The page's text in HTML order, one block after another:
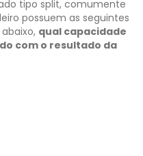
tipo split, comumente
possuem as seguintes
qual capacidade
com o resultado da